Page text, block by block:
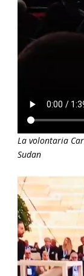
La volontaria
Sudan